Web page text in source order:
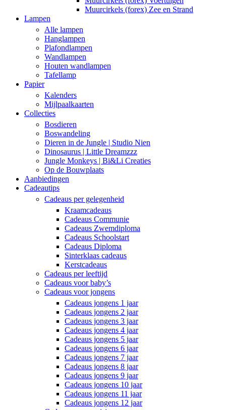
Muurcirkels (forex) Zee en Strand
Lampen
Alle lampen
Hanglampen
Plafondlampen
Wandlampen
Houten wandlampen
Tafellamp
Papier
Kalenders
Mijlpaalkaarten
Collecties
Bosdieren
Boswandeling
Dieren in de Jungle | Studio Nien
Dinosaurus | Little Dreamzzz
Jungle Monkeys | Bi&Li Creaties
Op de Bouwplaats
Aanbiedingen
Cadeautips
Cadeaus per gelegenheid
Kraamcadeaus
Cadeaus Communie
Cadeaus Zwemdiploma
Cadeaus Schoolstart
Cadeaus Diploma
Sinterklaas cadeaus
Kerstcadeaus
Cadeaus per leeftijd
Cadeaus voor baby’s
Cadeaus voor jongens
Cadeaus jongens 1 jaar
Cadeaus jongens 2 jaar
Cadeaus jongens 3 jaar
Cadeaus jongens 4 jaar
Cadeaus jongens 5 jaar
Cadeaus jongens 6 jaar
Cadeaus jongens 7 jaar
Cadeaus jongens 8 jaar
Cadeaus jongens 9 jaar
Cadeaus jongens 10 jaar
Cadeaus jongens 11 jaar
Cadeaus jongens 12 jaar